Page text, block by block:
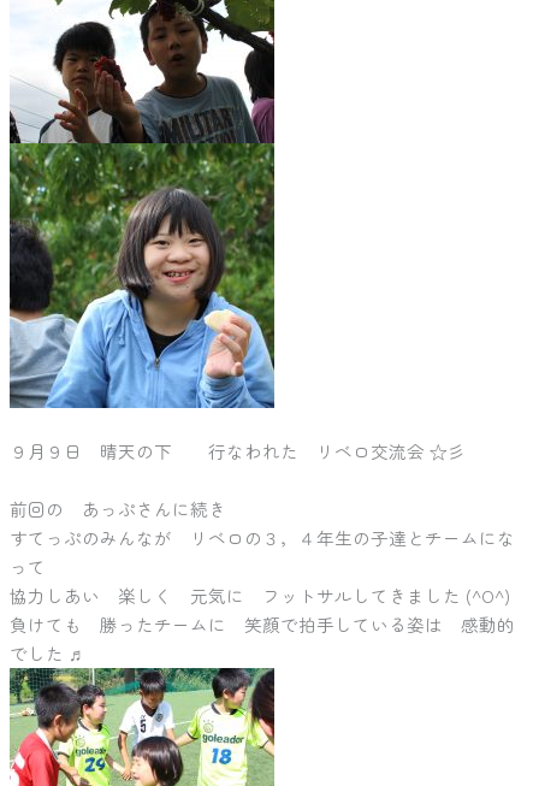
９月９日 晴天の下 行なわれた リベロ交流会 ☆彡
前回の あっぷさんに続き
すてっぷのみんなが リベロの３，４年生の子達とチームにな
って
協力しあい 楽しく 元気に フットサルしてきました (^O^)
負けても 勝ったチームに 笑顔で拍手している姿は 感動的
でした ♬